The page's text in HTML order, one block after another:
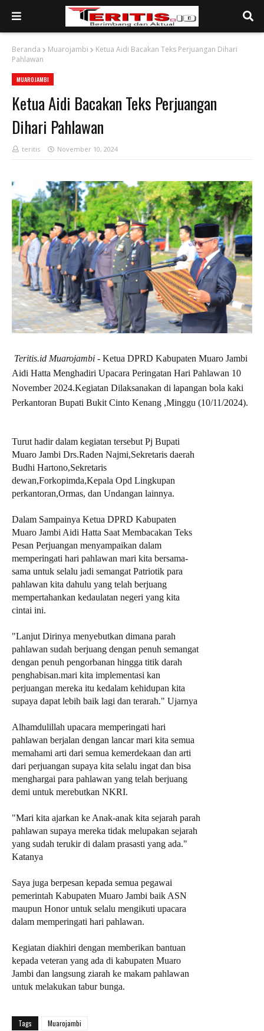
Beranda Muarojambi
Ketua Aidi Bacakan Teks Perjuangan Dihari
Pahlawan
MUAROJAMBI
Ketua Aidi Bacakan Teks Perjuangan
Dihari Pahlawan
teritis November 10, 2024
Teritis.id Muarojambi - Ketua DPRD Kabupaten Muaro Jambi
Aidi Hatta Menghadiri Upacara Peringatan Hari Pahlawan 10
November 2024.Kegiatan Dilaksanakan di lapangan bola kaki
Perkantoran Bupati Bukit Cinto Kenang ,Minggu (10/11/2024).
Turut hadir dalam kegiatan tersebut Pj Bupati
Muaro Jambi Drs.Raden Najmi,Sekretaris daerah
Budhi Hartono,Sekretaris
dewan,Forkopimda,Kepala Opd Lingkupan
perkantoran,Ormas, dan Undangan lainnya.
Dalam Sampainya Ketua DPRD Kabupaten
Muaro Jambi Aidi Hatta Saat Membacakan Teks
Pesan Perjuangan menyampaikan dalam
memperingati hari pahlawan mari kita bersama-
sama untuk selalu jadi semangat Patriotik para
pahlawan kita dahulu yang telah berjuang
mempertahankan kedaulatan negeri yang kita
cintai ini.
"Lanjut Dirinya menyebutkan dimana parah
pahlawan sudah berjuang dengan penuh semangat
dengan penuh pengorbanan hingga titik darah
penghabisan.mari kita implementasi kan
perjuangan mereka itu kedalam kehidupan kita
supaya dapat lebih baik lagi dan terarah." Ujarnya
Alhamdulillah upacara memperingati hari
pahlawan berjalan dengan lancar mari kita semua
memahami arti dari semua kemerdekaan dan arti
dari perjuangan supaya kita selalu ingat dan bisa
menghargai para pahlawan yang telah berjuang
demi untuk merebutkan NKRI.
"Mari kita ajarkan ke Anak-anak kita sejarah parah
pahlawan supaya mereka tidak melupakan sejarah
yang sudah terukir di dalam prasasti yang ada."
Katanya
Saya juga berpesan kepada semua pegawai
pemerintah Kabupaten Muaro Jambi baik ASN
maupun Honor untuk selalu mengikuti upacara
dalam memperingati hari pahlawan.
Kegiatan diakhiri dengan memberikan bantuan
kepada veteran yang ada di kabupaten Muaro
Jambi dan langsung ziarah ke makam pahlawan
untuk melakukan tabur bunga.
Tags Muarojambi